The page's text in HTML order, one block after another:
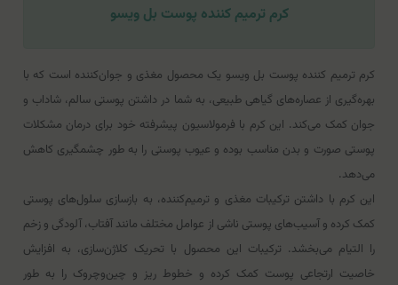
کرم ترمیم کننده پوست بل ویسو
کرم ترمیم کننده پوست بل ویسو یک محصول مغذی و جوان‌کننده است که با
بهره‌گیری از عصاره‌های گیاهی طبیعی، به شما در داشتن پوستی سالم، شاداب و
جوان کمک می‌کند. این کرم با فرمولاسیون پیشرفته خود برای درمان مشکلات
پوستی صورت و بدن مناسب بوده و عیوب پوستی را به طور چشمگیری کاهش
می‌دهد.
این کرم با داشتن ترکیبات مغذی و ترمیم‌کننده، به بازسازی سلول‌های پوستی
کمک کرده و آسیب‌های پوستی ناشی از عوامل مختلف مانند آفتاب، آلودگی و زخم
را التیام می‌بخشد. ترکیبات این محصول با تحریک کلاژن‌سازی، به افزایش
خاصیت ارتجاعی پوست کمک کرده و خطوط ریز و چین‌وچروک را به طور